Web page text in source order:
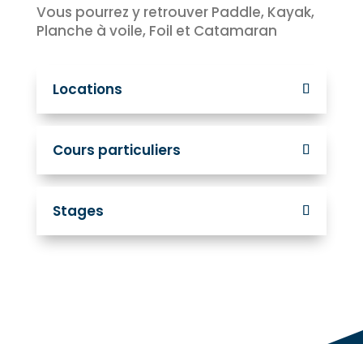
Vous pourrez y retrouver Paddle, Kayak,
Planche à voile, Foil et Catamaran
Locations
Cours particuliers
Stages